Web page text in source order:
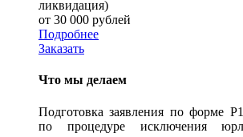
ликвидация)
от 30 000 рублей
Подробнее
Заказать
Что мы делаем
Подготовка заявления по форме
по процедуре исключения